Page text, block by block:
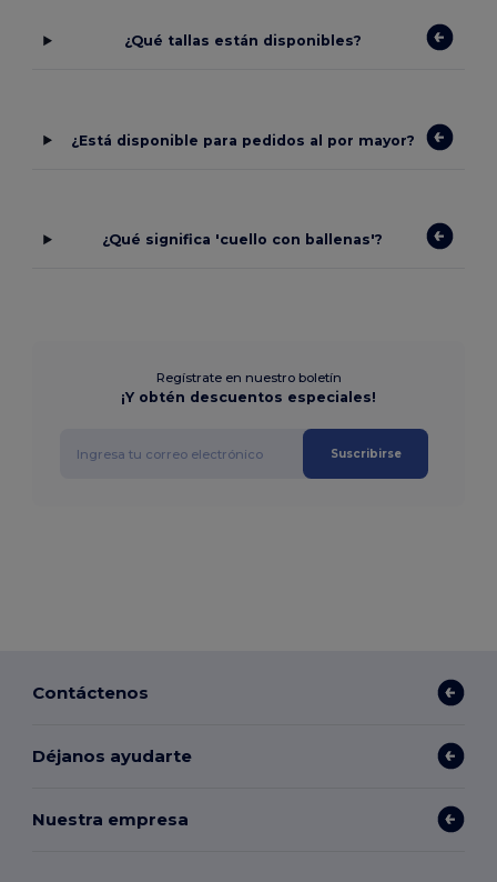
¿Qué tallas están disponibles?
¿Está disponible para pedidos al por mayor?
¿Qué significa 'cuello con ballenas'?
Regístrate en nuestro boletín
¡Y obtén descuentos especiales!
Suscribirse
Contáctenos
Déjanos ayudarte
Nuestra empresa